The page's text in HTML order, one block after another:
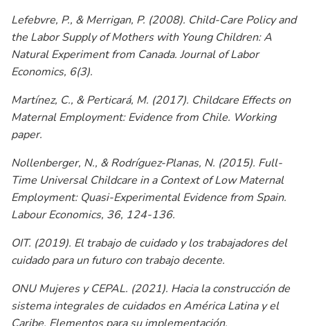
Lefebvre, P., & Merrigan, P. (2008). Child-Care Policy and
the Labor Supply of Mothers with Young Children: A
Natural Experiment from Canada. Journal of Labor
Economics, 6(3).
Martínez, C., & Perticará, M. (2017). Childcare Effects on
Maternal Employment: Evidence from Chile. Working
paper.
Nollenberger, N., & Rodríguez-Planas, N. (2015). Full-
Time Universal Childcare in a Context of Low Maternal
Employment: Quasi-Experimental Evidence from Spain.
Labour Economics, 36, 124-136.
OIT. (2019). El trabajo de cuidado y los trabajadores del
cuidado para un futuro con trabajo decente.
ONU Mujeres y CEPAL. (2021). Hacia la construcción de
sistema integrales de cuidados en América Latina y el